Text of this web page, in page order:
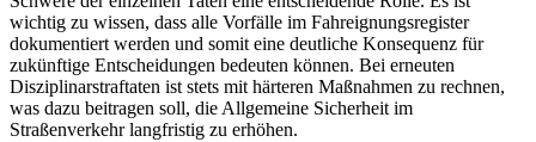
wichtig zu wissen, dass alle Vorfälle im Fahreignungsregister
dokumentiert werden und somit eine deutliche Konsequenz für
zukünftige Entscheidungen bedeuten können. Bei erneuten
Disziplinarstraftaten ist stets mit härteren Maßnahmen zu rechnen,
was dazu beitragen soll, die Allgemeine Sicherheit im
Straßenverkehr langfristig zu erhöhen.